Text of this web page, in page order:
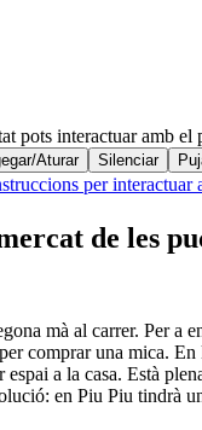
pots interactuar amb el
Aturar Silenciar
per interactuar
de les
mà al carrer. Per a
comprar una mica. En
a la casa. Està
en Piu Piu tindrà